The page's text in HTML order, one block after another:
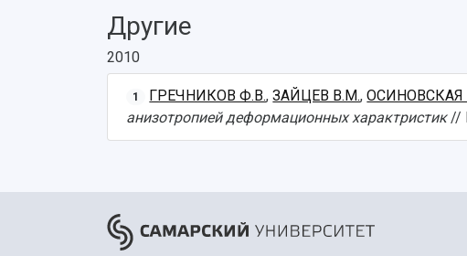
Другие
2010
1 ГРЕЧНИКОВ Ф.В.,ЗАЙЦЕВ В.М.,ОСИНОВСКАЯ
анизотропией деформационных характристик//